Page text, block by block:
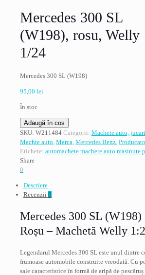
Mercedes 300 SL
(W198), rosu, Welly
1/24
Mercedes 300 SL (W198)
95,00 lei
În stoc
Cantitate
Mercedes
300
SL
(W198),
rosu,
1/24
Adaugă în coș
SKU: W211484 Categorii: Machete auto,
Machte auto, Marca, Mercedes Benz,
Etichete: automachete machete auto masinute
Share
0
Descriere
Recenzii 0
Mercedes 300 SL (W198)
Roșu – Machetă Welly
Legendarul Mercedes 300 SL este unul dintre
frumoase automobile construite vreodată. Cu
sale caracteristice în formă de aripă de pescăruș